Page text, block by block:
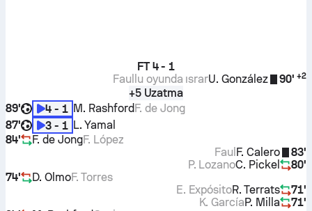
FT 4 - 1
90' +2
U. González
Faullu oyunda ısrar
+5 Uzatma
89'
4 - 1 M. RashfordF. de Jong
87'
3 - 1 L. Yamal
84'
F. de JongF. López
83'
F. Calero
Faul
80'
C. Pickel
P. Lozano
74'
D. OlmoF. Torres
71'
R. Terrats
E. Expósito
71'
P. Milla
K. García